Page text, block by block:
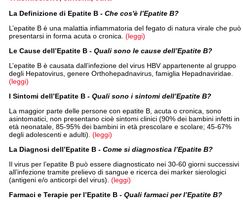
La Definizione di Epatite B - Che cos'è l’Epatite B?
L’epatite B è una malattia infiammatoria del fegato di natura virale che può
presentarsi in forma acuta o cronica. (leggi)
Le Cause dell’Epatite B - Quali sono le cause dell’Epatite B?
L’epatite B è causata dall’infezione del virus HBV appartenente al gruppo
degli Hepatovirus, genere Orthohepadnavirus, famiglia Hepadnaviridae.
(leggi)
I Sintomi dell’Epatite B - Quali sono i sintomi dell’Epatite B?
La maggior parte delle persone con epatite B, acuta o cronica, sono
asintomatici, non presentano cioè sintomi clinici (90% dei bambini infetti in
età neonatale, 85-95% dei bambini in età prescolare e scolare; 45-67%
degli adolescenti e adulti). (leggi)
La Diagnosi dell’Epatite B - Come si diagnostica l’Epatite B?
Il virus per l’epatite B può essere diagnosticato nei 30-60 giorni successivi
all’infezione tramite prelievo di sangue e ricerca dei marker sierologici
(antigeni e/o anticorpi del virus). (leggi)
Farmaci e Terapie per l’Epatite B - Quali farmaci per l’Epatite B?